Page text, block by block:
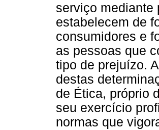
serviço mediante
estabelecem de
consumidores e
as pessoas que
tipo de prejuízo.
destas
de Ética, próprio
seu exercício
normas que